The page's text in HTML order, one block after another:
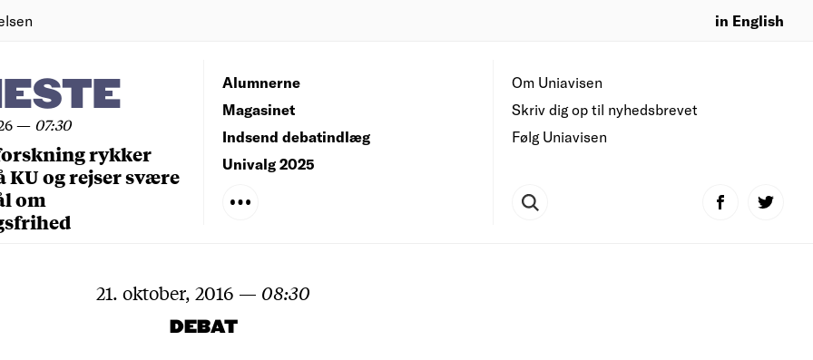
in English
— 07:30
rykker
KU og rejser svære
om
Om Uniavisen
Skriv dig op til nyhedsbrevet
Følg Uniavisen
Alumnerne
Magasinet
Indsend debatindlæg
Univalg 2025
21. oktober, 2016 — 08:30
DEBAT